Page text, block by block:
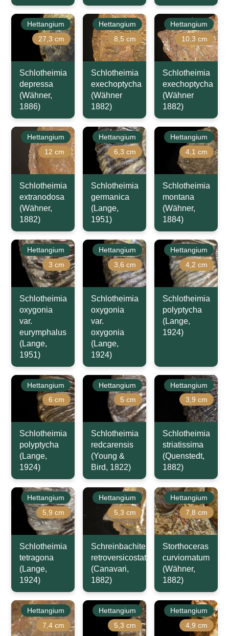
Hettangium
27,3 cm
Schlotheimia
depressa
(Wähner,
1886)
Hettangium
8,5 cm
Schlotheimia
exechoptycha
(Wähner
1882)
Hettangium
10,3 cm
Schlotheimia
exechoptycha
(Wähner
1882)
Hettangium
12 cm
Schlotheimia
extranodosa
(Wähner,
1882)
Hettangium
6,3 cm
Schlotheimia
germanica
(Lange,
1951)
Hettangium
4,1 cm
Schlotheimia
montana
(Wähner,
1884)
Hettangium
3 cm
Schlotheimia
oxygonia
var.
eurymphalus
(Lange,
1951)
Hettangium
3,6 cm
Schlotheimia
oxygonia
var.
oxygonia
(Lange,
1924)
Hettangium
4,2 cm
Schlotheimia
polyptycha
(Lange,
1924)
Hettangium
6 cm
Schlotheimia
polyptycha
(Lange,
1924)
Hettangium
5 cm
Schlotheimia
redcarensis
(Young &
Bird, 1822)
Hettangium
3,9 cm
Schlotheimia
striatissima
(Quenstedt,
1882)
Hettangium
5,9 cm
Schlotheimia
tetragona
(Lange,
1924)
Hettangium
5,3 cm
Schreinbachites
retroversicostatus
(Canavari,
1882)
Hettangium
7,8 cm
Storthoceras
curviornatum
(Wähner,
1882)
Hettangium
7,4 cm
Hettangium
5,3 cm
Hettangium
4,9 cm